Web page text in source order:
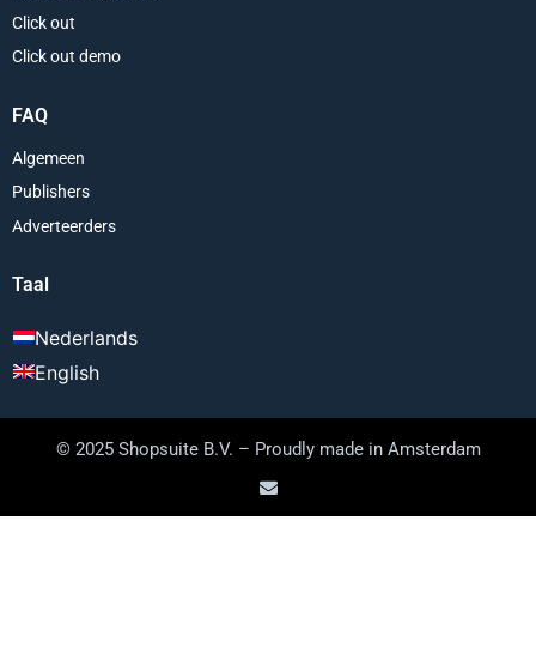
Click out
Click out demo
FAQ
Algemeen
Publishers
Adverteerders
Taal
Nederlands
English
© 2025 Shopsuite B.V. – Proudly made in Amsterdam